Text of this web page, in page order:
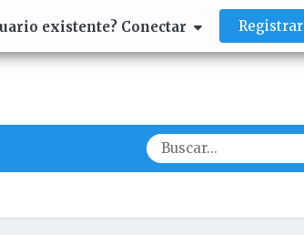
existente? Conectar Registrar